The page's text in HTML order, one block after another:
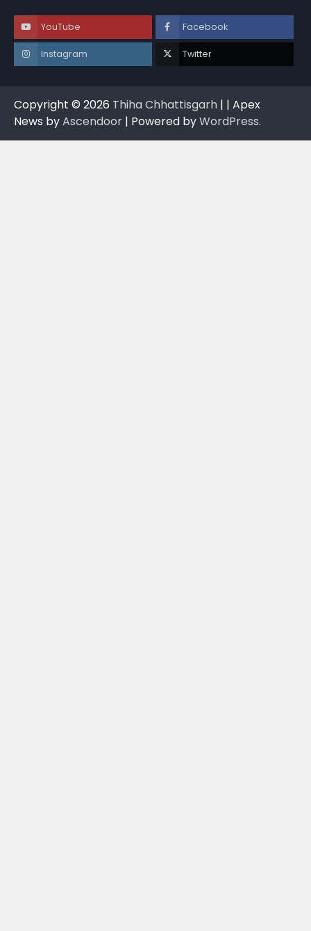
YouTube Facebook
Instagram Twitter
Copyright © 2026 Thiha Chhattisgarh | | Apex
News byAscendoor | Powered byWordPress.